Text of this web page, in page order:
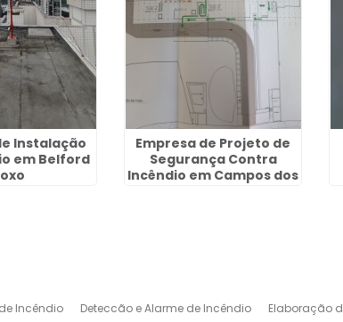
Instalação
em Belford
Empresa de Projeto de
Segurança Contra
Incêndio em Campos dos
Incêndio Deteccão e Alarme de Incêndio
Elaboração